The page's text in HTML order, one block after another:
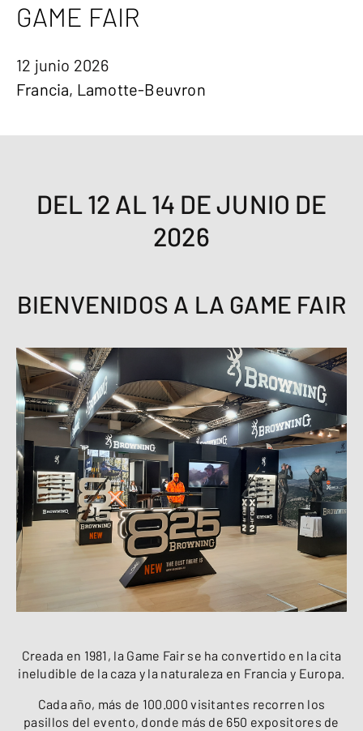
GAME FAIR
12 junio 2026
Francia, Lamotte-Beuvron
DEL 12 AL 14 DE JUNIO DE
2026
BIENVENIDOS A LA GAME FAIR
Creada en 1981, la Game Fair se ha convertido en la cita
ineludible de la caza y la naturaleza en Francia y Europa.
Cada año, más de 100.000 visitantes recorren los
pasillos del evento, donde más de 650 expositores de